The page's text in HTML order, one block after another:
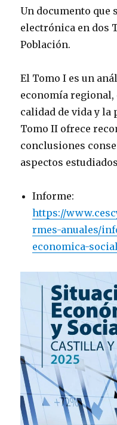
Un documento que
electrónica en dos
Población.
El Tomo I es un
economía
calidad de vida y
Tomo II ofrece
conclusiones
aspectos
Informe:
https://
rmes-anuales/
economica-